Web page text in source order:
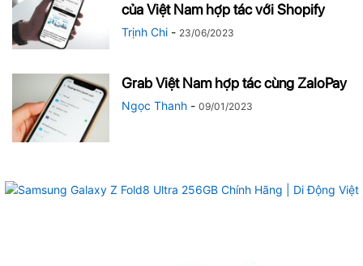
của Việt Nam hợp tác với Shopify
Trịnh Chi - 23/06/2023
Grab Việt Nam hợp tác cùng ZaloPay
Ngọc Thanh - 09/01/2023